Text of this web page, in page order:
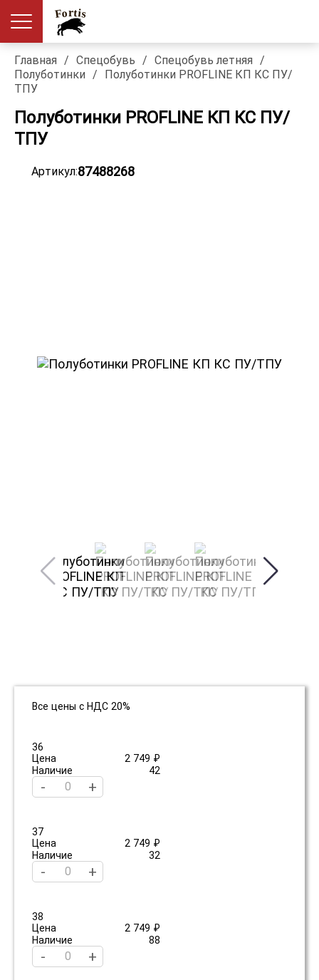
Главная / Спецобувь / Спецобувь летняя /
Полуботинки /
Полуботинки PROFLINE КП КС ПУ/
ТПУ
Полуботинки PROFLINE КП КС ПУ/
ТПУ
Артикул:87488268
Все цены с НДС 20%
36
Цена
2 749 ₽
Наличие
42
- +
37
Цена
2 749 ₽
Наличие
32
- +
38
Цена
2 749 ₽
Наличие
88
- +